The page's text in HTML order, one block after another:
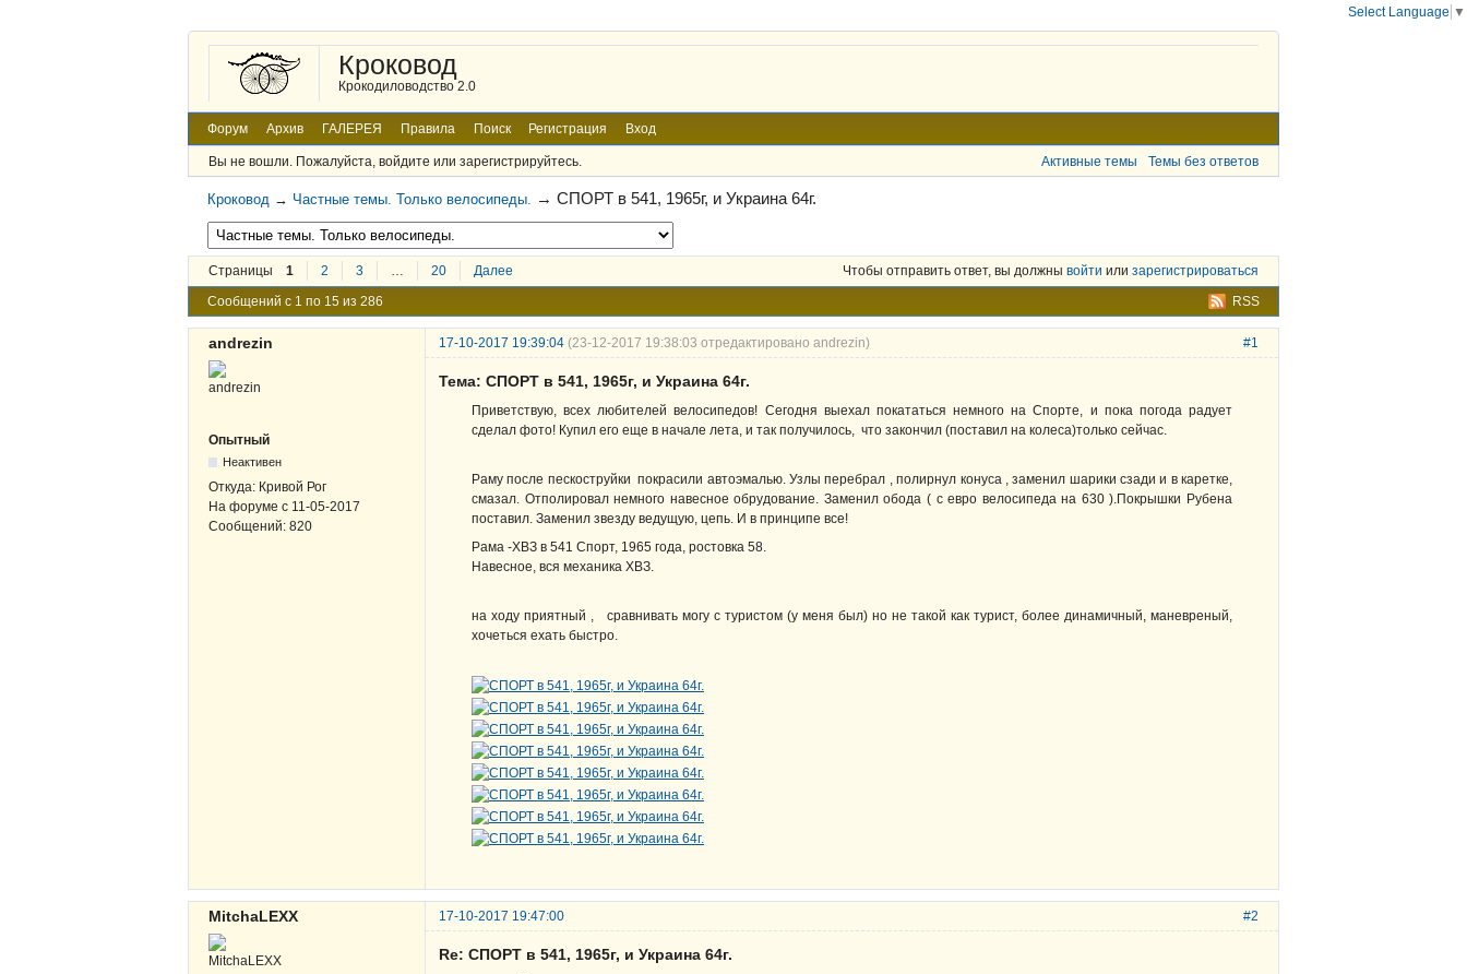
Кроковод
Крокодиловодство 2.0
Форум Архив ГАЛЕРЕЯ Правила Поиск Регистрация Вход
Вы не вошли. Пожалуйста, войдите или зарегистрируйтесь. Активные темы Темы без ответов
Кроковод → Частные темы. Только велосипеды. →СПОРТ в 541, 1965г, и Украина 64г.
Страницы 1 2 3 … 20 Далее Чтобы отправить ответ, вы должны войти или зарегистрироваться
RSS
Сообщений с 1 по 15 из 286
#1
andrezin 17-10-2017 19:39:04 (23-12-2017 19:38:03 отредактировано andrezin)
Опытный
Неактивен
Откуда: Кривой Рог
На форуме с 11-05-2017
Сообщений: 820
Тема: СПОРТ в 541, 1965г, и Украина 64г.
Приветствую, всех любителей велосипедов! Сегодня выехал покататься немного на Спорте, и пока погода радует
сделал фото! Купил его еще в начале лета, и так получилось, что закончил (поставил на колеса)только сейчас.
Раму после пескоструйки покрасили автоэмалью. Узлы перебрал , полирнул конуса , заменил шарики сзади и в каретке,
смазал. Отполировал немного навесное обрудование. Заменил обода ( с евро велосипеда на 630 ).Покрышки Рубена
поставил. Заменил звезду ведущую, цепь. И в принципе все!
Рама -ХВЗ в 541 Спорт, 1965 года, ростовка 58.
Навесное, вся механика ХВЗ.
на ходу приятный , сравнивать могу с туристом (у меня был) но не такой как турист, более динамичный, маневреный,
хочеться ехать быстро.
#2
MitchaLEXX 17-10-2017 19:47:00
Re: СПОРТ в 541, 1965г, и Украина 64г.
Select Language ▼